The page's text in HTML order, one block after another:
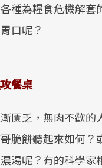
種為糧食危機解套
口呢？
餐桌
匱乏，無肉不歡的
脆餅聽起來如何？
湯呢？有的科學家